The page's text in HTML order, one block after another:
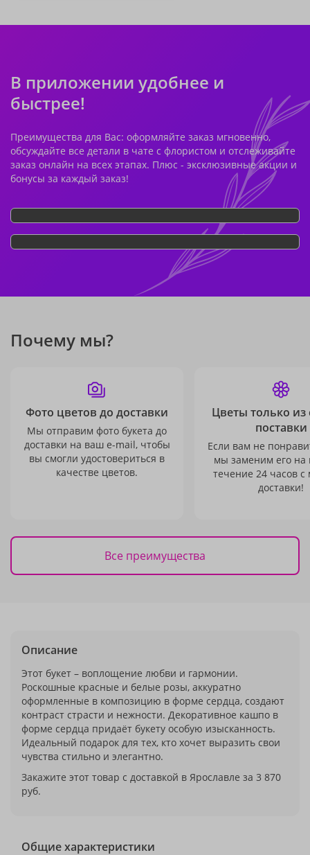
В приложении удобнее и
быстрее!
Преимущества для Вас: оформляйте заказ мгновенно,
обсуждайте все детали в чате с флористом и отслеживайте
заказ онлайн на всех этапах. Плюс - эксклюзивные акции и
бонусы за каждый заказ!
Почему мы?
Фото цветов до доставки
Мы отправим фото букета до
доставки на ваш e-mail, чтобы
вы смогли удостовериться в
качестве цветов.
Цветы только из
поставки
Если вам не
мы заменим его на
течение 24 часов с
доставки!
Все преимущества
Описание
Этот букет – воплощение любви и гармонии.
Роскошные красные и белые розы, аккуратно
оформленные в композицию в форме сердца, создают
контраст страсти и нежности. Декоративное кашпо в
форме сердца придаёт букету особую изысканность.
Идеальный подарок для тех, кто хочет выразить свои
чувства стильно и элегантно.
Закажите этот товар с доставкой в Ярославле за 3 870
руб.
Общие характеристики